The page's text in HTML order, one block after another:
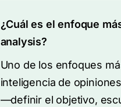
¿Cuál es el enfoque
analysis?
Uno de los enfoques
inteligencia de
—definir el objetivo,